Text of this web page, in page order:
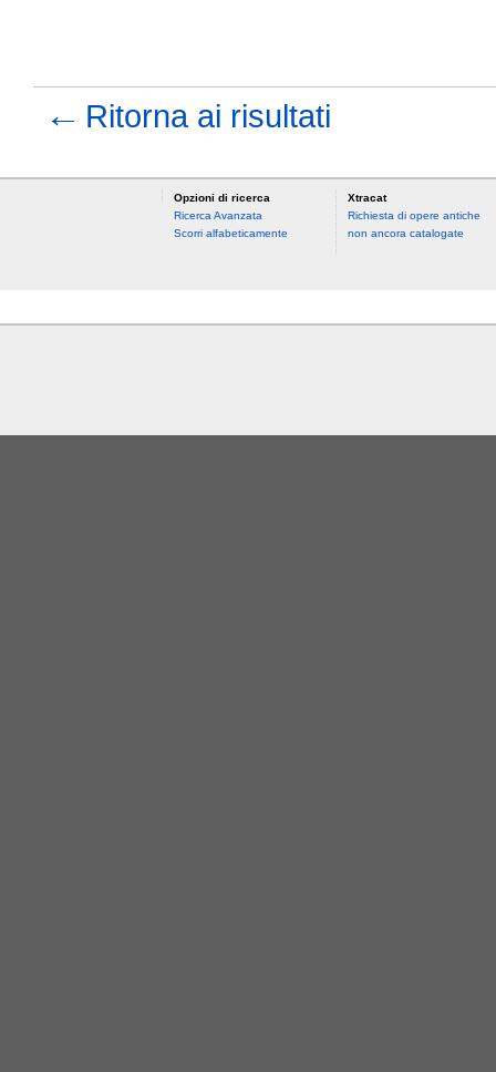
← Ritorna ai risultati
Opzioni di ricerca
Ricerca Avanzata
Scorri alfabeticamente
Xtracat
Richiesta di opere antiche
non ancora catalogate